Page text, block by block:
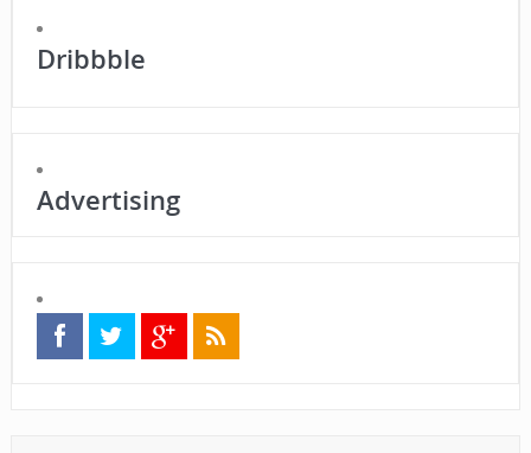
Dribbble
Advertising